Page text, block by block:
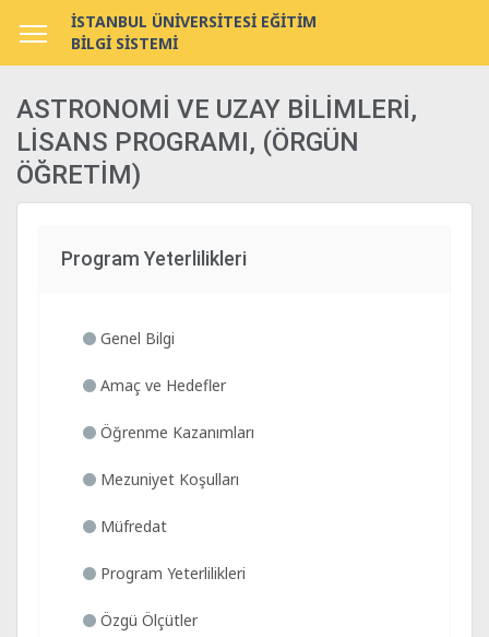
İSTANBUL ÜNİVERSİTESİ EĞİTİM
BİLGİ SİSTEMİ
ASTRONOMİ VE UZAY BİLİMLERİ,
LİSANS PROGRAMI, (ÖRGÜN
ÖĞRETİM)
Program Yeterlilikleri
Genel Bilgi
Amaç ve Hedefler
Öğrenme Kazanımları
Mezuniyet Koşulları
Müfredat
Program Yeterlilikleri
Özgü Ölçütler